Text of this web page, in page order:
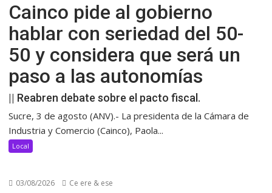
Cainco pide al gobierno
hablar con seriedad del 50-
50 y considera que será un
paso a las autonomías
|| Reabren debate sobre el pacto fiscal.
Sucre, 3 de agosto (ANV).- La presidenta de la Cámara de
Industria y Comercio (Cainco), Paola...
Local
03/08/2026 Ce ere & ese